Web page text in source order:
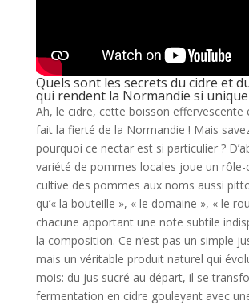
Quels sont les secrets du cidre et
qui rendent la Normandie si unique
Ah, le cidre, cette boisson effervescente
fait la fierté de la Normandie ! Mais
pourquoi ce nectar est si particulier ?
variété de pommes locales joue un rôle-
cultive des pommes aux noms aussi
qu’« la bouteille », « le domaine », « le
chacune apportant une note subtile
la composition. Ce n’est pas un simple
mais un véritable produit naturel qui
mois: du jus sucré au départ, il se
fermentation en cidre gouleyant avec